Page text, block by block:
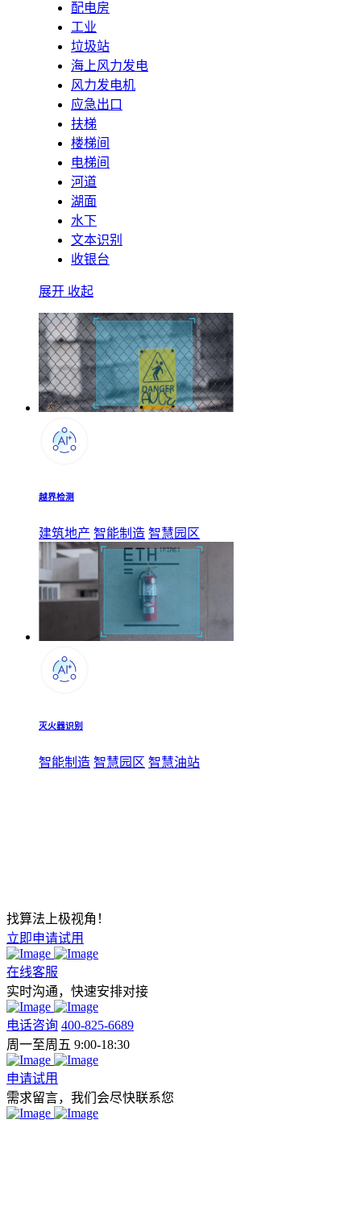
配电房
工业
垃圾站
海上风力发电
风力发电机
应急出口
扶梯
楼梯间
电梯间
河道
湖面
水下
文本识别
收银台
展开 收起
越界检测
建筑地产 智能制造 智慧园区
灭火器识别
智能制造 智慧园区 智慧油站
找算法上极视角！
立即申请试用
在线客服
实时沟通，快速安排对接
电话咨询 400-825-6689
周一至周五 9:00-18:30
申请试用
需求留言，我们会尽快联系您